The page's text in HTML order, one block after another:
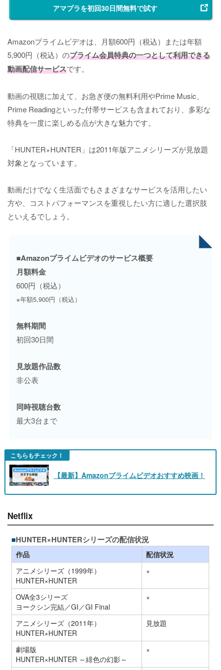
アマプラを初回30日間無料で試す
Amazonプライムビデオは、月額600円（税込）または年額
5,900円（税込）のプライム会員特典の一つとして利用できる
動画配信サービスです。
動画の視聴に加えて、お急ぎ便の無料利用やPrime Music、
Prime Readingといった付帯サービスも含まれており、多彩な
特典を一度に楽しめる点が大きな魅力です。
「HUNTER×HUNTER」は2011年版アニメシリーズが見放題
対象となっています。
動画だけでなく生活面でもさまざまなサービスを活用したい
方や、コストパフォーマンスを重視したい方に適した選択肢
といえるでしょう。
■Amazonプライムビデオのサービス概要
月額料金
600円（税込）
※年額5,900円（税込）
無料期間
初回30日間
見放題作品数
非公表
同時視聴台数
最大3台まで
こちらもチェック！
【最新】Amazonプライムビデオおすすめ映画！
Netflix
HUNTER×HUNTERシリーズの配信状況
作品
配信状況
アニメシリーズ（1999年）
HUNTER×HUNTER
×
OVA全3シリーズ
ヨークシン完結／GI／GI Final
×
アニメシリーズ（2011年）
HUNTER×HUNTER
見放題
劇場版
HUNTER×HUNTER ～緋色の幻影～
×